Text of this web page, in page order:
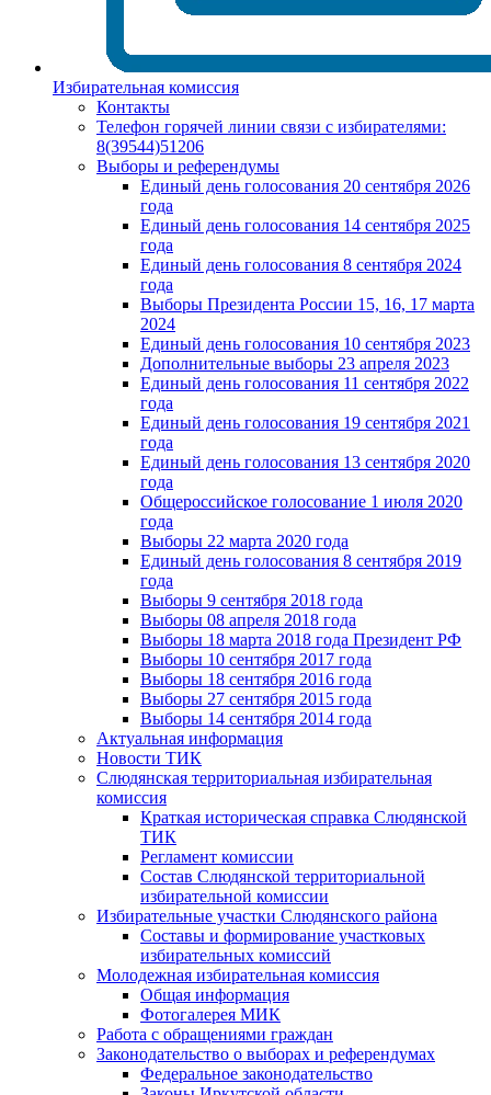
Избирательная комиссия
Контакты
Телефон горячей линии связи с избирателями:
8(39544)51206
Выборы и референдумы
Единый день голосования 20 сентября 2026
года
Единый день голосования 14 сентября 2025
года
Единый день голосования 8 сентября 2024
года
Выборы Президента России 15, 16, 17 марта
2024
Единый день голосования 10 сентября 2023
Дополнительные выборы 23 апреля 2023
Единый день голосования 11 сентября 2022
года
Единый день голосования 19 сентября 2021
года
Единый день голосования 13 сентября 2020
года
Общероссийское голосование 1 июля 2020
года
Выборы 22 марта 2020 года
Единый день голосования 8 сентября 2019
года
Выборы 9 сентября 2018 года
Выборы 08 апреля 2018 года
Выборы 18 марта 2018 года Президент РФ
Выборы 10 сентября 2017 года
Выборы 18 сентября 2016 года
Выборы 27 сентября 2015 года
Выборы 14 сентября 2014 года
Актуальная информация
Новости ТИК
Слюдянская территориальная избирательная
комиссия
Краткая историческая справка Слюдянской
ТИК
Регламент комиссии
Состав Слюдянской территориальной
избирательной комиссии
Избирательные участки Слюдянского района
Составы и формирование участковых
избирательных комиссий
Молодежная избирательная комиссия
Общая информация
Фотогалерея МИК
Работа с обращениями граждан
Законодательство о выборах и референдумах
Федеральное законодательство